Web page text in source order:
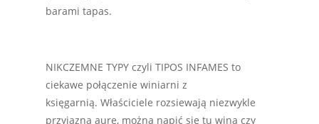
barami tapas.
NIKCZEMNE TYPY czyli TIPOS INFAMES to
ciekawe połączenie winiarni z
księgarnią. Właściciele rozsiewają niezwykle
przyjazną aurę, można napić się tu wina czy